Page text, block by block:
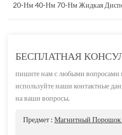
20-Нм 40-Нм 70-Нм Жидкая
БЕСПЛАТНАЯ
пишите нам с любыми вопросами
используйте наши контактные
на ваши вопросы.
Предмет : Магнитный